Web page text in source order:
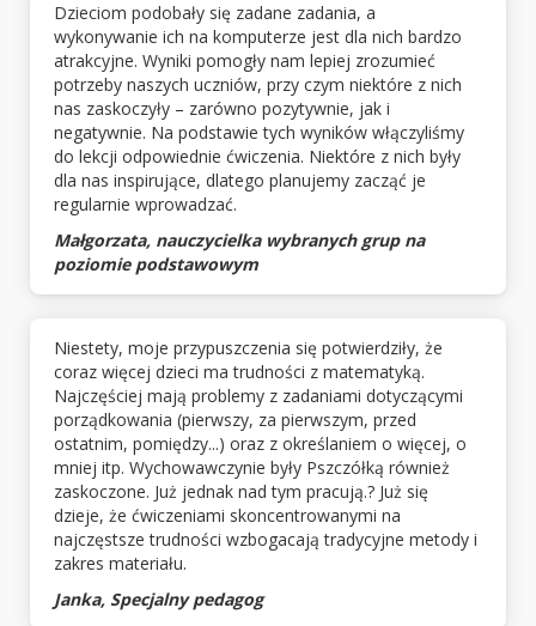
Dzieciom podobały się zadane zadania, a
wykonywanie ich na komputerze jest dla nich bardzo
atrakcyjne. Wyniki pomogły nam lepiej zrozumieć
potrzeby naszych uczniów, przy czym niektóre z nich
nas zaskoczyły – zarówno pozytywnie, jak i
negatywnie. Na podstawie tych wyników włączyliśmy
do lekcji odpowiednie ćwiczenia. Niektóre z nich były
dla nas inspirujące, dlatego planujemy zacząć je
regularnie wprowadzać.
Małgorzata, nauczycielka wybranych grup na
poziomie podstawowym
Niestety, moje przypuszczenia się potwierdziły, że
coraz więcej dzieci ma trudności z matematyką.
Najczęściej mają problemy z zadaniami dotyczącymi
porządkowania (pierwszy, za pierwszym, przed
ostatnim, pomiędzy...) oraz z określaniem o więcej, o
mniej itp. Wychowawczynie były Pszczółką również
zaskoczone. Już jednak nad tym pracują.? Już się
dzieje, że ćwiczeniami skoncentrowanymi na
najczęstsze trudności wzbogacają tradycyjne metody i
zakres materiału.
Janka, Specjalny pedagog